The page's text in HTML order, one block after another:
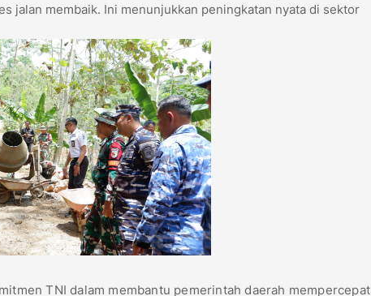
jalan membaik. Ini menunjukkan peningkatan nyata di sektor
TNI dalam membantu pemerintah daerah mempercepat